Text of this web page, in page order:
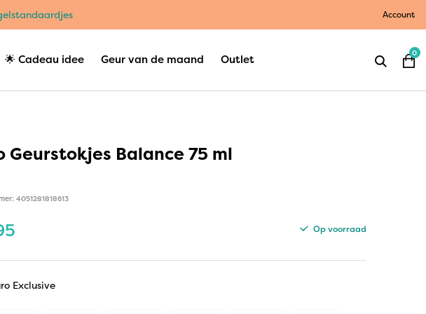
Account
🌟 Cadeau idee Geur van de maand Outlet 0
Geurstokjes Balance 75 ml
4051281818613
Op voorraad
Exclusive